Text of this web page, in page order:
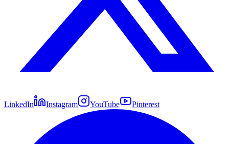
LinkedIn Instagram YouTube Pinterest